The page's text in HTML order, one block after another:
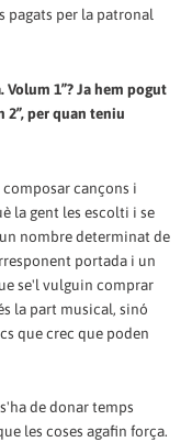
pagats per la patronal
1”? Ja hem pogut
2”, per quan teniu
composar cançons i
la gent les escolti i se
nombre determinat de
portada i un
se'l vulguin comprar
la part musical, sinó
que crec que poden
de donar temps
les coses agafin força.